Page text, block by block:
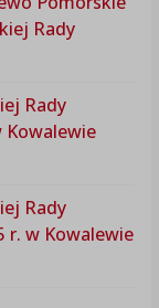
Rady
Rady
Kowalewie
Rady
r. w Kowalewie